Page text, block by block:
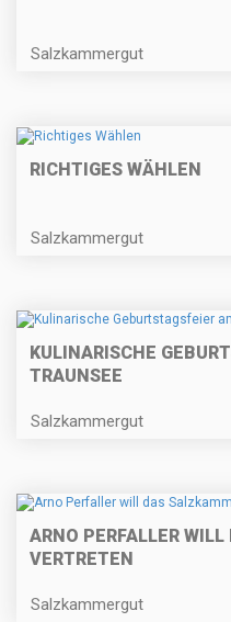
Salzkammergut
RICHTIGES WÄHLEN
Salzkammergut
KULINARISCHE
TRAUNSEE
Salzkammergut
ARNO PERFALLER
VERTRETEN
Salzkammergut